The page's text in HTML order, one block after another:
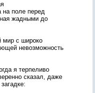
на поле перед
жадными до
мир с широко
невозможность
я терпеливо
сказал, даже